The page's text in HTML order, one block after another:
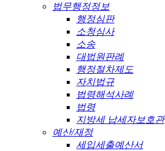
법무행정정보
행정심판
소청심사
소송
대법원판례
행정절차제도
자치법규
법령해석사례
법령
지방세 납세자보호관
예산/재정
세입세출예산서